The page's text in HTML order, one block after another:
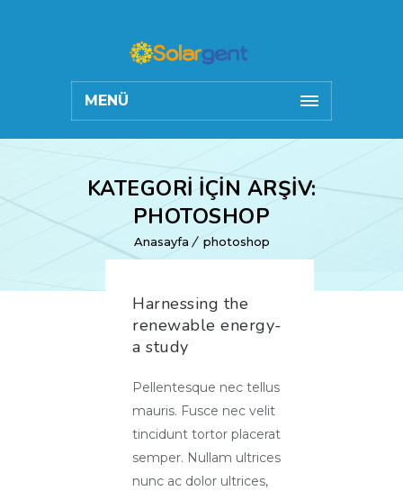
MENÜ
KATEGORI IÇIN ARŞIV:
PHOTOSHOP
Anasayfa photoshop
Harnessing the
renewable energy-
a study
Pellentesque nec tellus
mauris. Fusce nec velit
tincidunt tortor placerat
semper. Nullam ultrices
nunc ac dolor ultrices,